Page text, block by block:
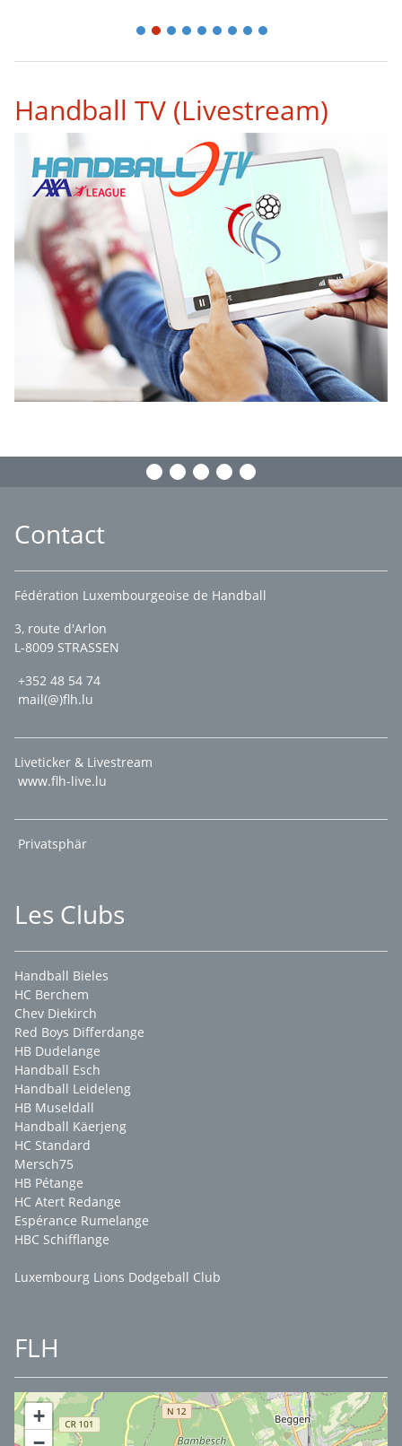
1 2 3 4 5 6 7 8 9
Handball TV (Livestream)
Contact
Fédération Luxembourgeoise de Handball
3, route d'Arlon
L-8009 STRASSEN
+352 48 54 74
mail(@)flh.lu
Liveticker & Livestream
www.flh-live.lu
Privatsphär
Les Clubs
Handball Bieles
HC Berchem
Chev Diekirch
Red Boys Differdange
HB Dudelange
Handball Esch
Handball Leideleng
HB Museldall
Handball Käerjeng
HC Standard
Mersch75
HB Pétange
HC Atert Redange
Espérance Rumelange
HBC Schifflange
Luxembourg Lions Dodgeball Club
FLH
+